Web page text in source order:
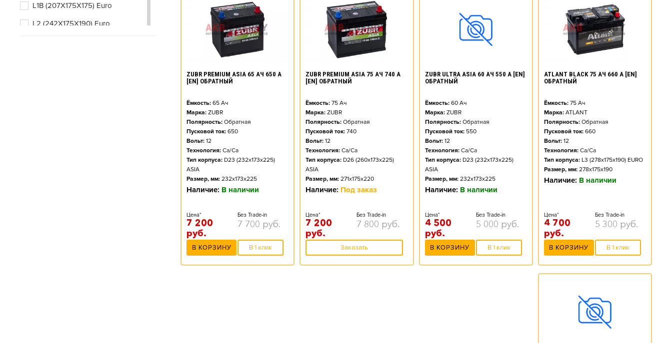
L1B (207X175X175) Euro
L2 (242X175X190) Euro
ZUBR PREMIUM ASIA 65 АЧ 650 А
[EN] ОБРАТНЫЙ
Ёмкость: 65 Ач
Марка: ZUBR
Полярность: Обратная
Пусковой ток: 650
Вольт: 12
Технология: Ca/Ca
Тип корпуса: D23 (232x173x225)
ASIA
Размер, мм: 232x173x225
Наличие: В наличии
Цена*
7 200
руб.
Без Trade-in
7 700 руб.
В КОРЗИНУ В 1 клик
ZUBR PREMIUM ASIA 75 АЧ 740 А
[EN] ОБРАТНЫЙ
Ёмкость: 75 Ач
Марка: ZUBR
Полярность: Обратная
Пусковой ток: 740
Вольт: 12
Технология: Ca/Ca
Тип корпуса: D26 (260x173x225)
ASIA
Размер, мм: 271x175x220
Наличие: Под заказ
Цена*
7 200
руб.
Без Trade-in
7 800 руб.
Заказать
ZUBR ULTRA ASIA 60 АЧ 550 А [EN]
ОБРАТНЫЙ
Ёмкость: 60Ач
Марка: ZUBR
Полярность: Обратная
Пусковой ток: 550
Вольт: 12
Технология: Ca/Ca
Тип корпуса: D23 (232x173x225)
ASIA
Размер, мм: 232x173x225
Наличие: В наличии
Цена*
4 500
руб.
Без Trade-in
5 000 руб.
В КОРЗИНУ В 1 клик
ATLANT BLACK 75 АЧ 660 А [EN]
ОБРАТНЫЙ
Ёмкость: 75Ач
Марка: ATLANT
Полярность: Обратная
Пусковой ток: 660
Вольт: 12
Технология: Ca/Ca
Тип корпуса: L3 (278x175x190) EURO
Размер, мм: 278x175x190
Наличие: В наличии
Цена*
4 700
руб.
Без Trade-in
5 300 руб.
В КОРЗИНУ В 1 клик